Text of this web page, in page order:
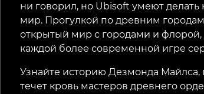
ни говорил, но Ubisoft умеют
мир. Прогулкой по древним
открытый мир с городами и флорой,
каждой более современной игре
Узнайте историю Дезмонда Майлса,
течет кровь мастеров древнего